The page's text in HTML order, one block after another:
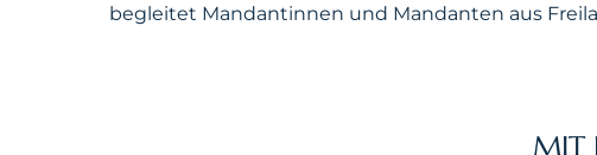
begleitet Mandantinnen und Mandanten aus
MIT